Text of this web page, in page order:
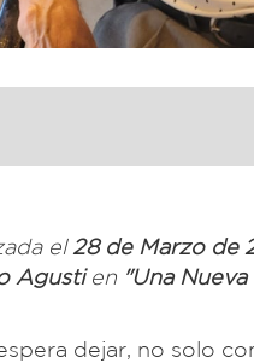
el 28 de Marzo de
Agusti en "Una
dejar, no solo